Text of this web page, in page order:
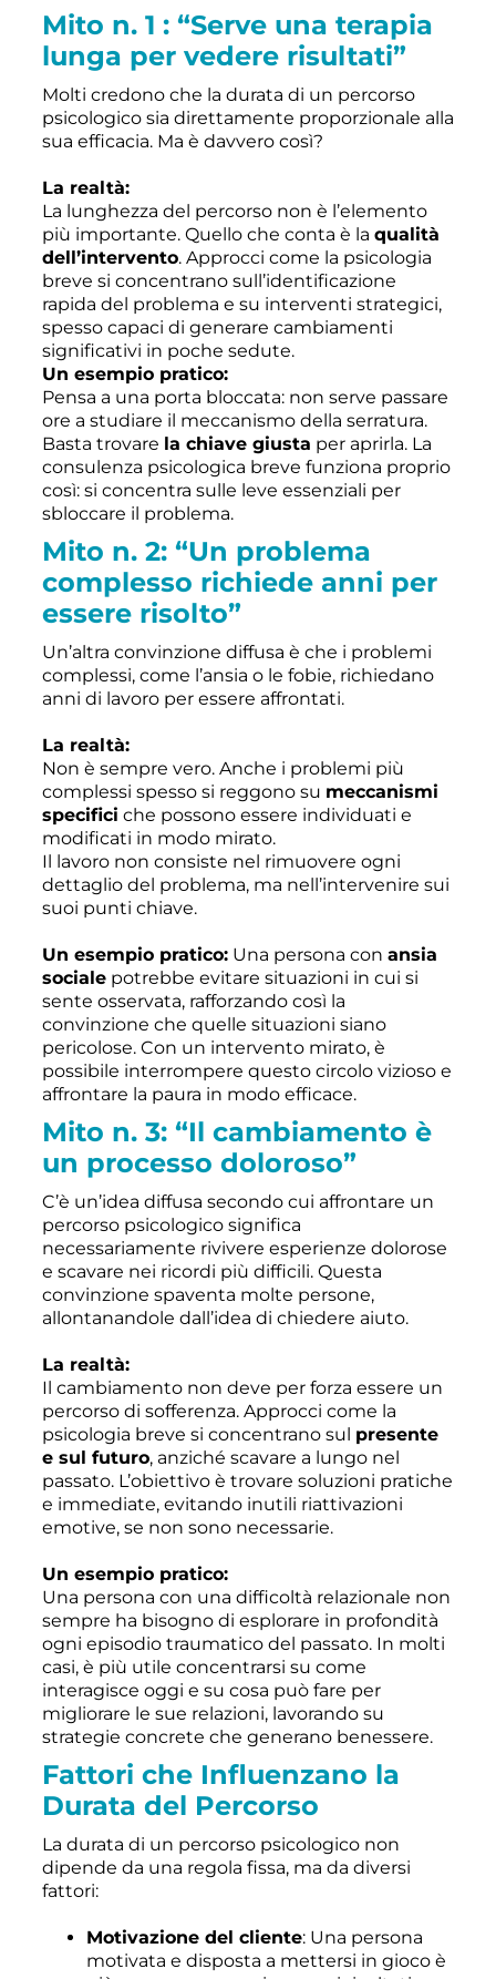
Mito n. 1 : “Serve una terapia
lunga per vedere risultati”
Molti credono che la durata di un percorso
psicologico sia direttamente proporzionale alla
sua efficacia. Ma è davvero così?
La realtà:
La lunghezza del percorso non è l’elemento
più importante. Quello che conta è la qualità
dell’intervento. Approcci come la psicologia
breve si concentrano sull’identificazione
rapida del problema e su interventi strategici,
spesso capaci di generare cambiamenti
significativi in poche sedute.
Un esempio pratico:
Pensa a una porta bloccata: non serve passare
ore a studiare il meccanismo della serratura.
Basta trovare la chiave giusta per aprirla. La
consulenza psicologica breve funziona proprio
così: si concentra sulle leve essenziali per
sbloccare il problema.
Mito n. 2: “Un problema
complesso richiede anni per
essere risolto”
Un’altra convinzione diffusa è che i problemi
complessi, come l’ansia o le fobie, richiedano
anni di lavoro per essere affrontati.
La realtà:
Non è sempre vero. Anche i problemi più
complessi spesso si reggono su meccanismi
specifici che possono essere individuati e
modificati in modo mirato.
Il lavoro non consiste nel rimuovere ogni
dettaglio del problema, ma nell’intervenire sui
suoi punti chiave.
Un esempio pratico: Una persona con ansia
sociale potrebbe evitare situazioni in cui si
sente osservata, rafforzando così la
convinzione che quelle situazioni siano
pericolose. Con un intervento mirato, è
possibile interrompere questo circolo vizioso e
affrontare la paura in modo efficace.
Mito n. 3: “Il cambiamento è
un processo doloroso”
C’è un’idea diffusa secondo cui affrontare un
percorso psicologico significa
necessariamente rivivere esperienze dolorose
e scavare nei ricordi più difficili. Questa
convinzione spaventa molte persone,
allontanandole dall’idea di chiedere aiuto.
La realtà:
Il cambiamento non deve per forza essere un
percorso di sofferenza. Approcci come la
psicologia breve si concentrano sul presente
e sul futuro, anziché scavare a lungo nel
passato. L’obiettivo è trovare soluzioni pratiche
e immediate, evitando inutili riattivazioni
emotive, se non sono necessarie.
Un esempio pratico:
Una persona con una difficoltà relazionale non
sempre ha bisogno di esplorare in profondità
ogni episodio traumatico del passato. In molti
casi, è più utile concentrarsi su come
interagisce oggi e su cosa può fare per
migliorare le sue relazioni, lavorando su
strategie concrete che generano benessere.
Fattori che Influenzano la
Durata del Percorso
La durata di un percorso psicologico non
dipende da una regola fissa, ma da diversi
fattori:
Motivazione del cliente: Una persona
motivata e disposta a mettersi in gioco è